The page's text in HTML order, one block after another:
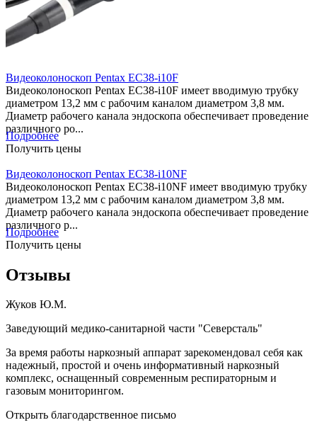
Видеоколоноскоп Pentax EC38-i10F
Видеоколоноскоп Pentax EC38-i10F имеет вводимую трубку
диаметром 13,2 мм с рабочим каналом диаметром 3,8 мм.
Диаметр рабочего канала эндоскопа обеспечивает проведение
различного ро...
Подробнее
Получить цены
Видеоколоноскоп Pentax EC38-i10NF
Видеоколоноскоп Pentax EC38-i10NF имеет вводимую трубку
диаметром 13,2 мм с рабочим каналом диаметром 3,8 мм.
Диаметр рабочего канала эндоскопа обеспечивает проведение
различного р...
Подробнее
Получить цены
Отзывы
Жуков Ю.М.
Заведующий медико-санитарной части "Северсталь"
За время работы наркозный аппарат зарекомендовал себя как
надежный, простой и очень информативный наркозный
комплекс, оснащенный современным респираторным и
газовым мониторингом.
Открыть благодарственное письмо